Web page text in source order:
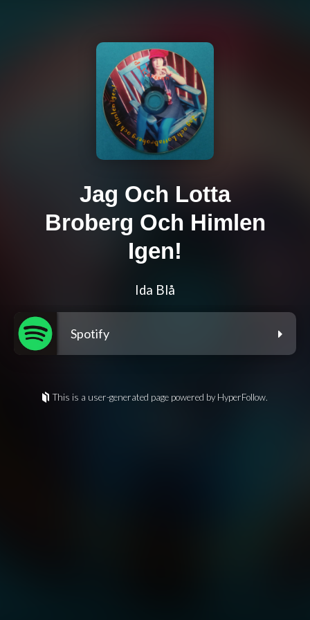
Jag Och Lotta
Broberg Och Himlen
Igen!
Ida Blå
Spotify
This is a user-generated page powered by HyperFollow.